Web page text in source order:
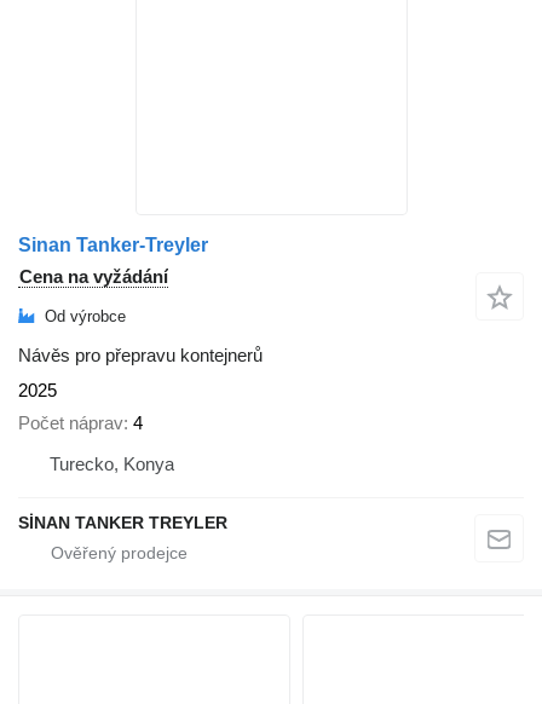
Sinan Tanker-Treyler
Cena na vyžádání
Od výrobce
Návěs pro přepravu kontejnerů
2025
Počet náprav 4
Turecko, Konya
SİNAN TANKER TREYLER